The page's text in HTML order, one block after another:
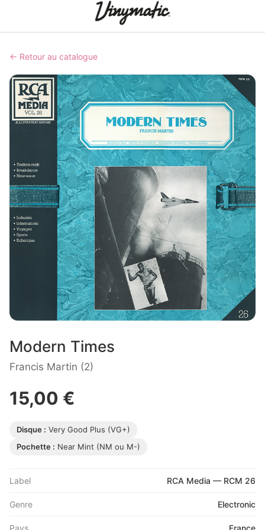
← Retour au catalogue
Modern Times
Francis Martin (2)
15,00 €
Disque : Very Good Plus (VG+)
Pochette : Near Mint (NM ou M-)
Label RCA Media — RCM 26
Genre Electronic